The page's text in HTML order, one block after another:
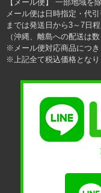
【メール便】 一部地域を
メール便は日時指定・代
までは発送日から3～7日
（沖縄、離島への配送は
※メール便対応商品につ
※上記全て税込価格となり